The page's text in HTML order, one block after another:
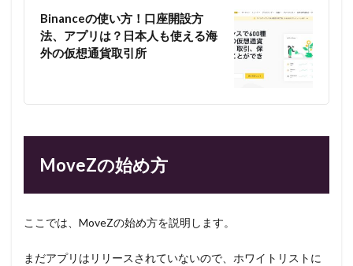
Binanceの使い方！口座開設方
法、アプリは？日本人も使える海
外の仮想通貨取引所
MoveZの始め方
ここでは、MoveZの始め方を説明します。
まだアプリはリリースされていないので、ホワイトリストに